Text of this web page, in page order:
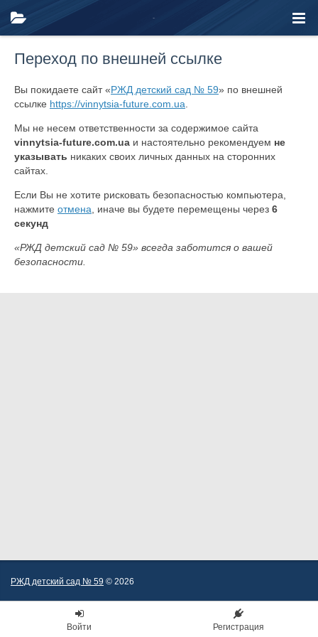
Переход по внешней ссылке
Вы покидаете сайт «РЖД детский сад № 59» по внешней
ссылке https://vinnytsia-future.com.ua
Мы не несем ответственности за содержимое сайта
vinnytsia-future.com.ua и настоятельно рекомендуем не
указывать никаких своих личных данных на сторонних
сайтах.
Если Вы не хотите рисковать безопасностью компьютера,
нажмите отмена , иначе вы будете перемещены через 6
секунд
«РЖД детский сад № 59» всегда заботится о вашей
безопасности.
РЖД детский сад № 59 © 2026
Войти Регистрация